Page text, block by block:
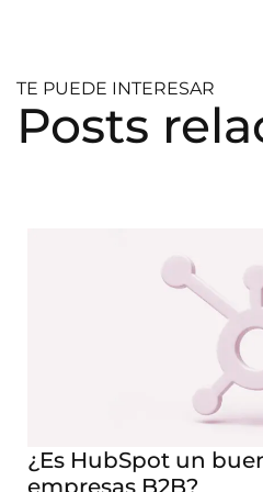
TE PUEDE INTERESAR
Posts
¿Es HubSpot un
empresas B2B?